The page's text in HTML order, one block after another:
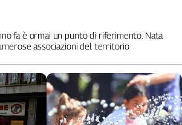
fa è ormai un punto di riferimento. Nata
associazioni del territorio